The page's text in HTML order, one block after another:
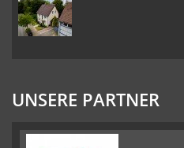
UNSERE PARTNER